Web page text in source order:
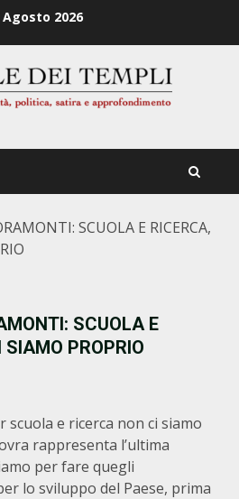
Agosto 2026
SCUOLA E RICERCA,
SCUOLA E
SIAMO PROPRIO
scuola e ricerca non ci siamo
rappresenta l’ultima
per fare quegli
lo sviluppo del Paese, prima